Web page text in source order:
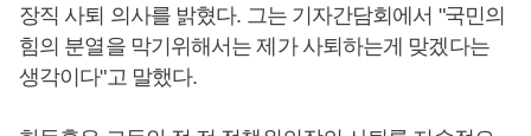
장직 사퇴 의사를 밝혔다. 그는 기자간담회에서 "국민의
힘의 분열을 막기위해서는 제가 사퇴하는게 맞겠다는
생각이다"고 말했다.